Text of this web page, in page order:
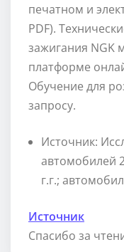
печатном и
PDF).
зажигания NGK
платформе
Обучение для
запросу.
Источник:
автомобилей
г.г.;
Источник
Спасибо за